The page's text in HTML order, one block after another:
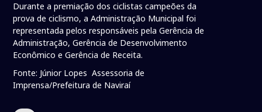
Durante a premiação dos ciclistas campeões da
prova de ciclismo, a Administração Municipal foi
representada pelos responsáveis pela Gerência de
Administração, Gerência de Desenvolvimento
Econômico e Gerência de Receita.
Fonte: Júnior Lopes Assessoria de
Imprensa/Prefeitura de Naviraí